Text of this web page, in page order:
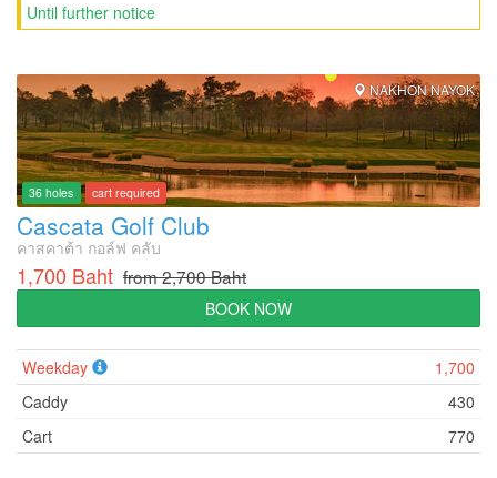
Until further notice
NAKHON NAYOK
36 holes cart required
Cascata Golf Club
คาสคาต้า กอล์ฟ คลับ
1,700 Baht from 2,700 Baht
BOOK NOW
Weekday
1,700
Caddy
430
Cart
770